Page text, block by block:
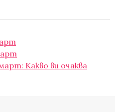
Какво ви очаква